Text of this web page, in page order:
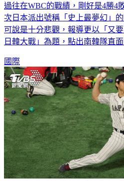
過往在WBC的戰績，剛好是4勝4
次日本派出號稱「史上最夢幻」
可說是十分悲觀，報導更以「又
日韓大戰」為題，點出南韓隊直面
國際